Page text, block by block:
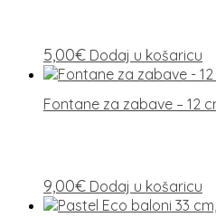
5,00€ Dodaj u košaricu
Fontane za zabave – 12
9,00€ Dodaj u košaricu